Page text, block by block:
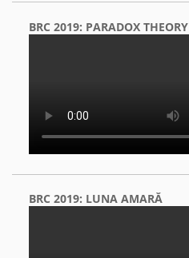
BRC 2019: PARADOX THEORY
BRC 2019: LUNA AMARĂ